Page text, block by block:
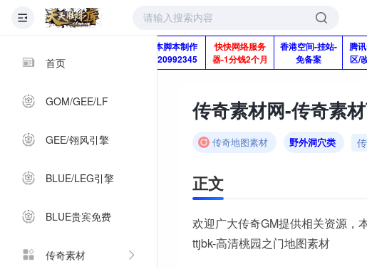
首页
GOM/GEE/LF
GEE/翎风引擎
BLUE/LEG引擎
BLUE贵宾免费
传奇素材
版本脚本制作
Q920992345
快快网络服务
器-1分钱2个月
香港空间-挂站-
免备案
腾
区/
传奇素材网-传奇素
传奇地图素材 野外洞穴类
正文
欢迎广大传奇GM提供相关资源，
ttjbk-高清桃园之门地图素材